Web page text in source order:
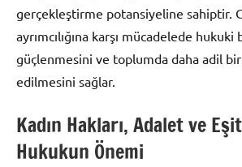
gerçekleştirme potansiyeline sahiptir.
ayrımcılığına karşı mücadelede hukuki
güçlenmesini ve toplumda daha adil
edilmesini sağlar.
Kadın Hakları, Adalet ve
Hukukun Önemi